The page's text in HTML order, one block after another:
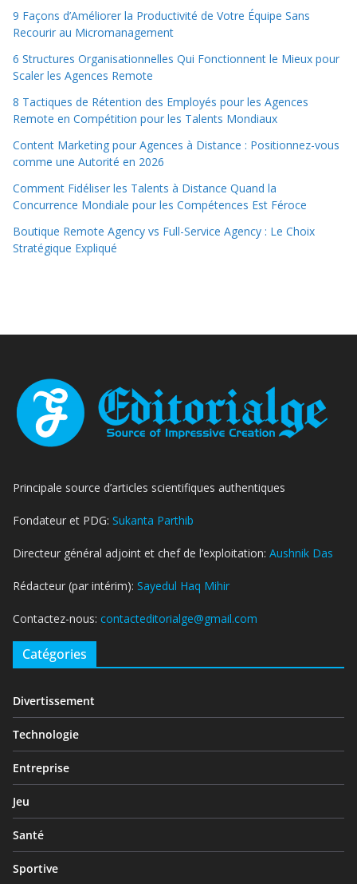
9 Façons d’Améliorer la Productivité de Votre Équipe Sans
Recourir au Micromanagement
6 Structures Organisationnelles Qui Fonctionnent le Mieux pour
Scaler les Agences Remote
8 Tactiques de Rétention des Employés pour les Agences
Remote en Compétition pour les Talents Mondiaux
Content Marketing pour Agences à Distance : Positionnez-vous
comme une Autorité en 2026
Comment Fidéliser les Talents à Distance Quand la
Concurrence Mondiale pour les Compétences Est Féroce
Boutique Remote Agency vs Full-Service Agency : Le Choix
Stratégique Expliqué
Principale source d’articles scientifiques authentiques
Fondateur et PDG: Sukanta Parthib
Directeur général adjoint et chef de l’exploitation: Aushnik Das
Rédacteur (par intérim): Sayedul Haq Mihir
Contactez-nous: contacteditorialge@gmail.com
Catégories
Divertissement
Technologie
Entreprise
Jeu
Santé
Sportive